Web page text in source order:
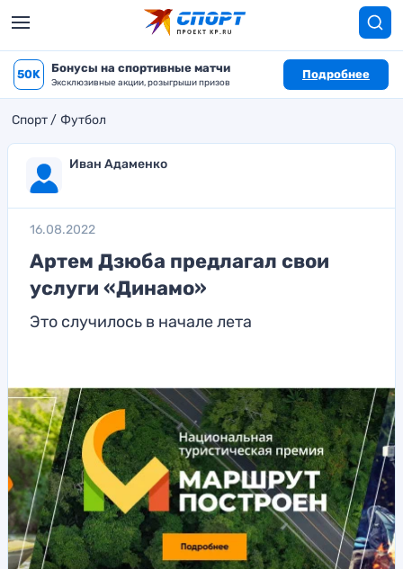
50K Бонусы на спортивные матчи
Эксклюзивные акции, розыгрыши призов
Подробнее
Спорт Футбол
Иван Адаменко
16.08.2022
Артем Дзюба предлагал свои
услуги «Динамо»
Это случилось в начале лета